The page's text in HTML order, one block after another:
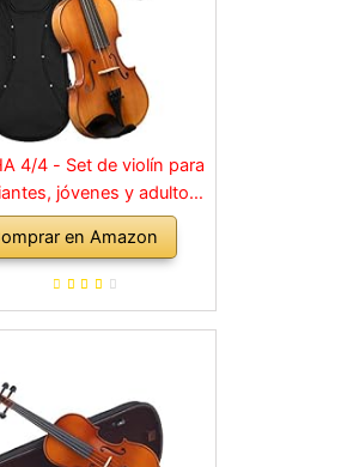
4/4 - Set de violín para
jóvenes y adultos,
con arco, colofonia,
de repuesto, soporte
hombro, maletín, abeto
en Amazon